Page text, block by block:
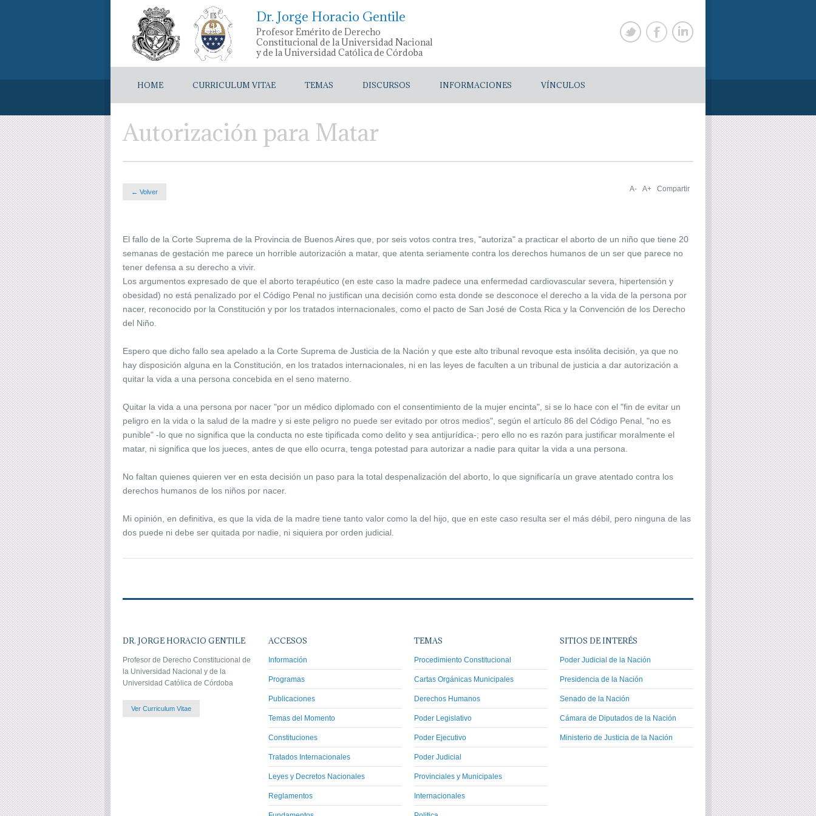
Dr. Jorge Horacio Gentile
Profesor Emérito de Derecho
Constitucional de la Universidad Nacional
y de la Universidad Católica de Córdoba
HOME CURRICULUM VITAE TEMAS DISCURSOS INFORMACIONES VÍNCULOS
Autorización para Matar
← Volver A- A+ Compartir
El fallo de la Corte Suprema de la Provincia de Buenos Aires que, por seis votos contra tres, "autoriza" a practicar el aborto de un niño que tiene 20
semanas de gestación me parece un horrible autorización a matar, que atenta seriamente contra los derechos humanos de un ser que parece no
tener defensa a su derecho a vivir.
Los argumentos expresado de que el aborto terapéutico (en este caso la madre padece una enfermedad cardiovascular severa, hipertensión y
obesidad) no está penalizado por el Código Penal no justifican una decisión como esta donde se desconoce el derecho a la vida de la persona por
nacer, reconocido por la Constitución y por los tratados internacionales, como el pacto de San José de Costa Rica y la Convención de los Derecho
del Niño.
Espero que dicho fallo sea apelado a la Corte Suprema de Justicia de la Nación y que este alto tribunal revoque esta insólita decisión, ya que no
hay disposición alguna en la Constitución, en los tratados internacionales, ni en las leyes de faculten a un tribunal de justicia a dar autorización a
quitar la vida a una persona concebida en el seno materno.
Quitar la vida a una persona por nacer "por un médico diplomado con el consentimiento de la mujer encinta", si se lo hace con el "fin de evitar un
peligro en la vida o la salud de la madre y si este peligro no puede ser evitado por otros medios", según el artículo 86 del Código Penal, "no es
punible" -lo que no significa que la conducta no este tipificada como delito y sea antijurídica-; pero ello no es razón para justificar moralmente el
matar, ni significa que los jueces, antes de que ello ocurra, tenga potestad para autorizar a nadie para quitar la vida a una persona.
No faltan quienes quieren ver en esta decisión un paso para la total despenalización del aborto, lo que significaría un grave atentado contra los
derechos humanos de los niños por nacer.
Mi opinión, en definitiva, es que la vida de la madre tiene tanto valor como la del hijo, que en este caso resulta ser el más débil, pero ninguna de las
dos puede ni debe ser quitada por nadie, ni siquiera por orden judicial.
DR. JORGE HORACIO GENTILE
Profesor de Derecho Constitucional de
la Universidad Nacional y de la
Universidad Católica de Córdoba
Ver Curriculum Vitae
ACCESOS
Información
Programas
Publicaciones
Temas del Momento
Constituciones
Tratados Internacionales
Leyes y Decretos Nacionales
Reglamentos
TEMAS
Procedimiento Constitucional
Cartas Orgánicas Municipales
Derechos Humanos
Poder Legislativo
Poder Ejecutivo
Poder Judicial
Provinciales y Municipales
Internacionales
SITIOS DE INTERÉS
Poder Judicial de la Nación
Presidencia de la Nación
Senado de la Nación
Cámara de Diputados de la Nación
Ministerio de Justicia de la Nación